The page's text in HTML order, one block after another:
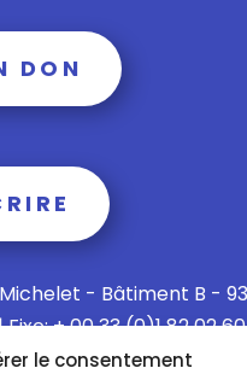
le consentement
DON
Michelet - Bâtiment B -
+ 00 33 (0)1 82 02 60
+ 00 33 (0)6 15 73 65 40